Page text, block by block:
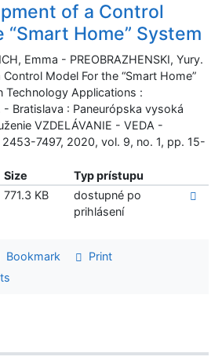
of a Control
Home” System
Emma - PREOBRAZHENSKI, Yury.
Model For the “Smart Home”
Technology Applications :
- Bratislava : Paneurópska vysoká
VZDELÁVANIE - VEDA -
7497, 2020, vol. 9, no. 1, pp. 15-
Size
Typ prístupu
771.3 KB
dostupné po
prihlásení
Bookmark
Print